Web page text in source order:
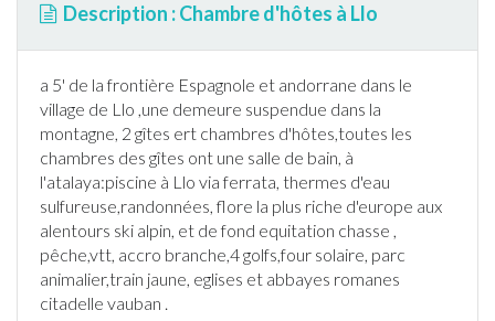
Description : Chambre d'hôtes à Llo
a 5' de la frontière Espagnole et andorrane dans le
village de Llo ,une demeure suspendue dans la
montagne, 2 gîtes ert chambres d'hôtes,toutes les
chambres des gîtes ont une salle de bain, à
l'atalaya:piscine à Llo via ferrata, thermes d'eau
sulfureuse,randonnées, flore la plus riche d'europe aux
alentours ski alpin, et de fond equitation chasse ,
pêche,vtt, accro branche,4golfs,four solaire, parc
animalier,train jaune, eglises et abbayes romanes
citadelle vauban .